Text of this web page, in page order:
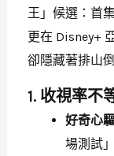
王」候選：首
更在 Disney+
卻隱藏著排山
1. 收視率不
好奇心
場測試